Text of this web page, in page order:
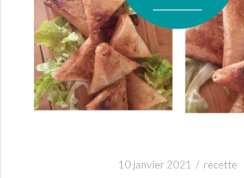
10 janvier 2021 recette